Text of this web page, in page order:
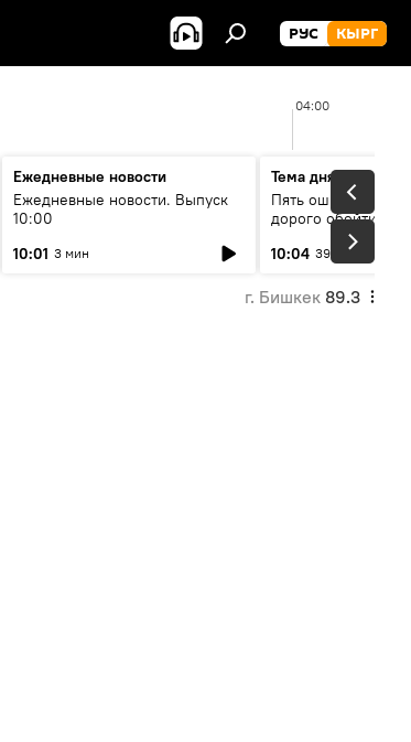
РУС КЫРГ
04:00
Ежедневные новости
Ежедневные новости. Выпуск
10:00
10:01 3 мин
Тема дня
Пять ошибок
дорого обойтись
10:04 39 мин
г. Бишкек 89.3